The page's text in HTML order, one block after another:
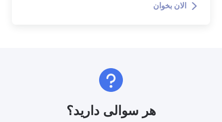
الان بخوان
هر سوالی دارید؟